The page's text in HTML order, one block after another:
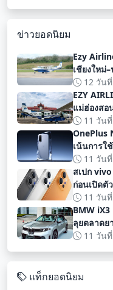
ข่าวยอดนิยม
Ezy
เชียงใหม่
12 วัน
EZY
แม่ฮ่องสอ
11 วัน
OnePlus
เน้นการใ
ทางการ
11 วัน
สเปก
ก่อนเปิดตั
11 วัน
BMW
ลุยตลาดย
11 วัน
แท็กยอดนิยม